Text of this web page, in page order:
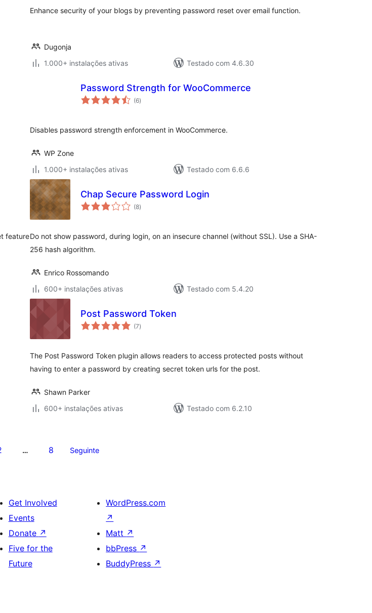
Enhance security of your blogs by preventing password reset over email function.
Dugonja
1.000+ instalações ativas
Testado com 4.6.30
Password Strength for WooCommerce
(6avaliações
totais
)
Disables password strength enforcement in WooCommerce.
WP Zone
1.000+ instalações ativas
Testado com 6.6.6
feature
Chap Secure Password Login
(8avaliações
totais
)
Do not show password, during login, on an insecure channel (without SSL). Use a SHA-
256 hash algorithm.
Enrico Rossomando
600+ instalações ativas
Testado com 5.4.20
Post Password Token
(7avaliações
totais
)
The Post Password Token plugin allows readers to access protected posts without
having to enter a password by creating secret token urls for the post.
Shawn Parker
600+ instalações ativas
Testado com 6.2.10
… 8 Seguinte
Get Involved
Events
Donate ↗
Five for the
Future
WordPress.com
↗
Matt ↗
bbPress ↗
BuddyPress ↗